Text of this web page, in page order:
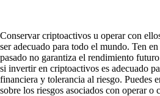
Conservar criptoactivos u operar con
ser adecuado para todo el mundo. Ten
pasado no garantiza el rendimiento
si invertir en criptoactivos es adecuado
financiera y tolerancia al riesgo. Puedes
sobre los riesgos asociados con operar o